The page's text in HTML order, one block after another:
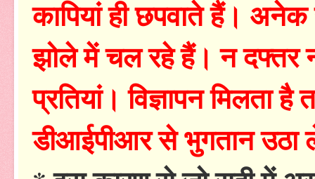
कापियां ही छपवाते हैं। अनेक
झोले में चल रहे हैं। न दफ्तर
प्रतियां। विज्ञापन मिलता
डीआईपीआर से भुगतान उठा